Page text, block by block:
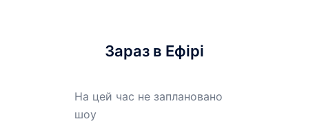
Зараз в Ефірі
На цей час не заплановано
шоу